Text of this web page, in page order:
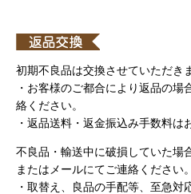
初期不良品は交換させていただき
・お客様のご都合により返品の
絡ください。
・返品送料・返金振込み手数料は
不良品・輸送中に破損していた場
またはメールにてご連絡ください。
・取替え、良品の手配等、至急対